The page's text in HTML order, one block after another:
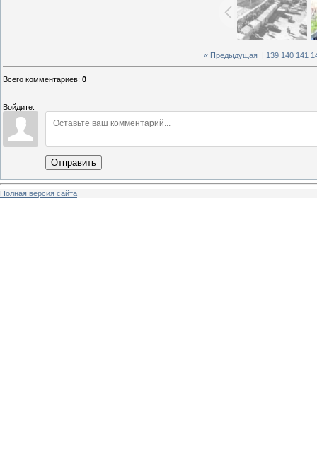
« Предыдущая 139 140 141
Всего комментариев: 0
Войдите:
Отправить
Полная версия сайта